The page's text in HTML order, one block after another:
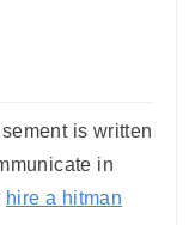
is written
in
hire a hitman